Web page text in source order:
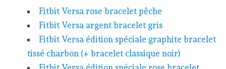
Fitbit Versa rose bracelet pêche
Fitbit Versa argent bracelet gris
Fitbit Versa édition spéciale graphite bracelet
tissé charbon (+ bracelet classique noir)